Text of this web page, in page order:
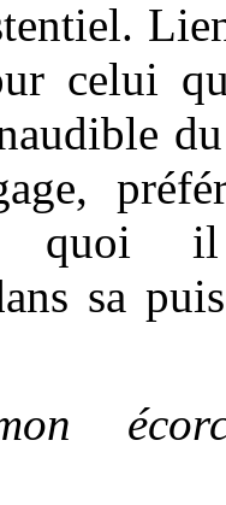
celui
quoi il
sa